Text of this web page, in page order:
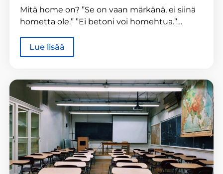
Mitä home on? ”Se on vaan märkänä, ei siinä
hometta ole.” ”Ei betoni voi homehtua.”…
Lue lisää